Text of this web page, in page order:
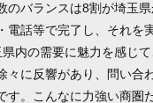
のバランスは8割が埼玉
話等で完了し、それを
内の需要に魅力を感じ
々に反響があり、問い合
。こんなに力強い商圏